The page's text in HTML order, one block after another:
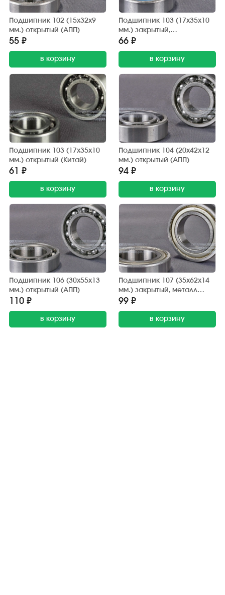
Подшипник 102 (15х32х9
мм.) открытый (АПП)
55 ₽
в корзину
Подшипник 103 (17х35х10
мм.) закрытый,
обрезиненный (АПП)
66 ₽
в корзину
Подшипник 103 (17х35х10
мм.) открытый (Китай)
61 ₽
в корзину
Подшипник 104 (20х42х12
мм.) открытый (АПП)
94 ₽
в корзину
Подшипник 106 (30х55х13
мм.) открытый (АПП)
110 ₽
в корзину
Подшипник 107 (35х62х14
мм.) закрытый, металл
(АПП)
99 ₽
в корзину